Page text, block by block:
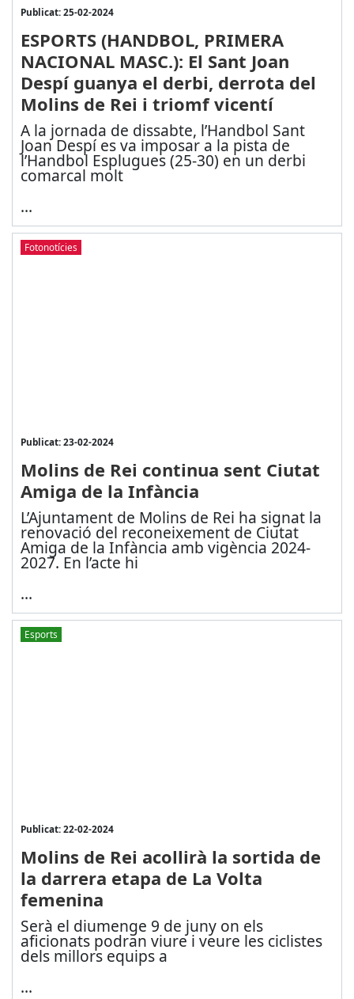
Publicat: 25-02-2024
ESPORTS (HANDBOL, PRIMERA
NACIONAL MASC.): El Sant Joan
Despí guanya el derbi, derrota del
Molins de Rei i triomf vicentí
A la jornada de dissabte, l’Handbol Sant
Joan Despí es va imposar a la pista de
l’Handbol Esplugues (25-30) en un derbi
comarcal molt
...
Fotonotícies
Publicat: 23-02-2024
Molins de Rei continua sent Ciutat
Amiga de la Infància
L’Ajuntament de Molins de Rei ha signat la
renovació del reconeixement de Ciutat
Amiga de la Infància amb vigència 2024-
2027. En l’acte hi
...
Esports
Publicat: 22-02-2024
Molins de Rei acollirà la sortida de
la darrera etapa de La Volta
femenina
Serà el diumenge 9 de juny on els
aficionats podran viure i veure les ciclistes
dels millors equips a
...